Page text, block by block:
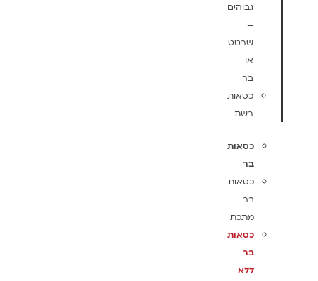
גבוהים
–
שרטט
או
בר
כסאות
רשת
כסאות
בר
כסאות
בר
מתכת
כסאות
בר
ללא